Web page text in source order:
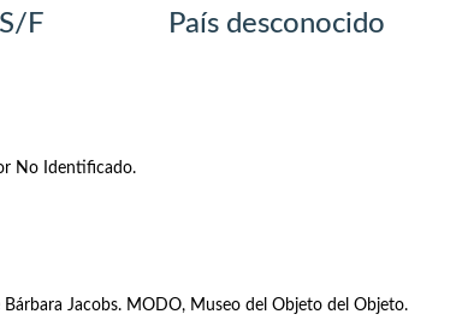
S/F País desconocido
No Identificado.
Bárbara Jacobs. MODO, Museo del Objeto del Objeto.